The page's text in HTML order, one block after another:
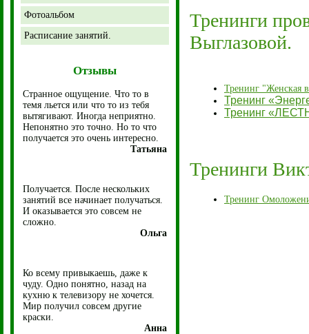
Фотоальбом
Расписание занятий.
Отзывы
Странное ощущение. Что то в
темя льется или что то из тебя
вытягивают. Иногда неприятно.
Непонятно это точно. Но то что
получается это очень интересно.
Татьяна
Получается. После нескольких
занятий все начинает получаться.
И оказывается это совсем не
сложно.
Ольга
Ко всему привыкаешь, даже к
чуду. Одно понятно, назад на
кухню к телевизору не хочется.
Мир получил совсем другие
краски.
Анна
Тренинги
Выглазовой.
Тренинг "Женская
Тренинг
Тренинг
Тренинги
Тренинг